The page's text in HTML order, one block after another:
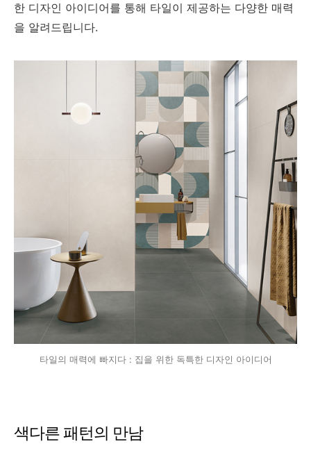
한 디자인 아이디어를 통해 타일이 제공하는 다양한 매력
을 알려드립니다.
타일의 매력에 빠지다 : 집을 위한 독특한 디자인 아이디어
색다른 패턴의 만남